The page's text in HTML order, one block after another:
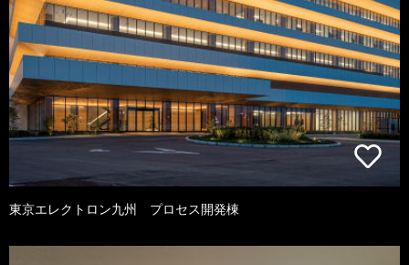
東京エレクトロン九州 プロセス開発棟